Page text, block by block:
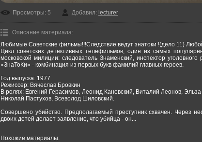
Просмотры: 5 Добавил: lecturer
Описание материала:
Любимые Советские фильмы!!!Следствие ведут знатоки !(дело 11)
Цикл советских детективных телефильмов, один из самых
московской милиции: следователь Знаменский, инспектор
«ЗнаТоКи» - комбинация из первых букв фамилий главных героев.
Год выпуска: 1977
Режиссер: Вячеслав Бровкин
В ролях: Евгений Герасимов, Леонид Каневский, Виталий Леонов,
Николай Пастухов, Всеволод Шиловский.
Совершено убийство. Предполагаемый преступник схвачен. Через
двоих детей делает заявление, что убийца - он...
Похожие материалы: